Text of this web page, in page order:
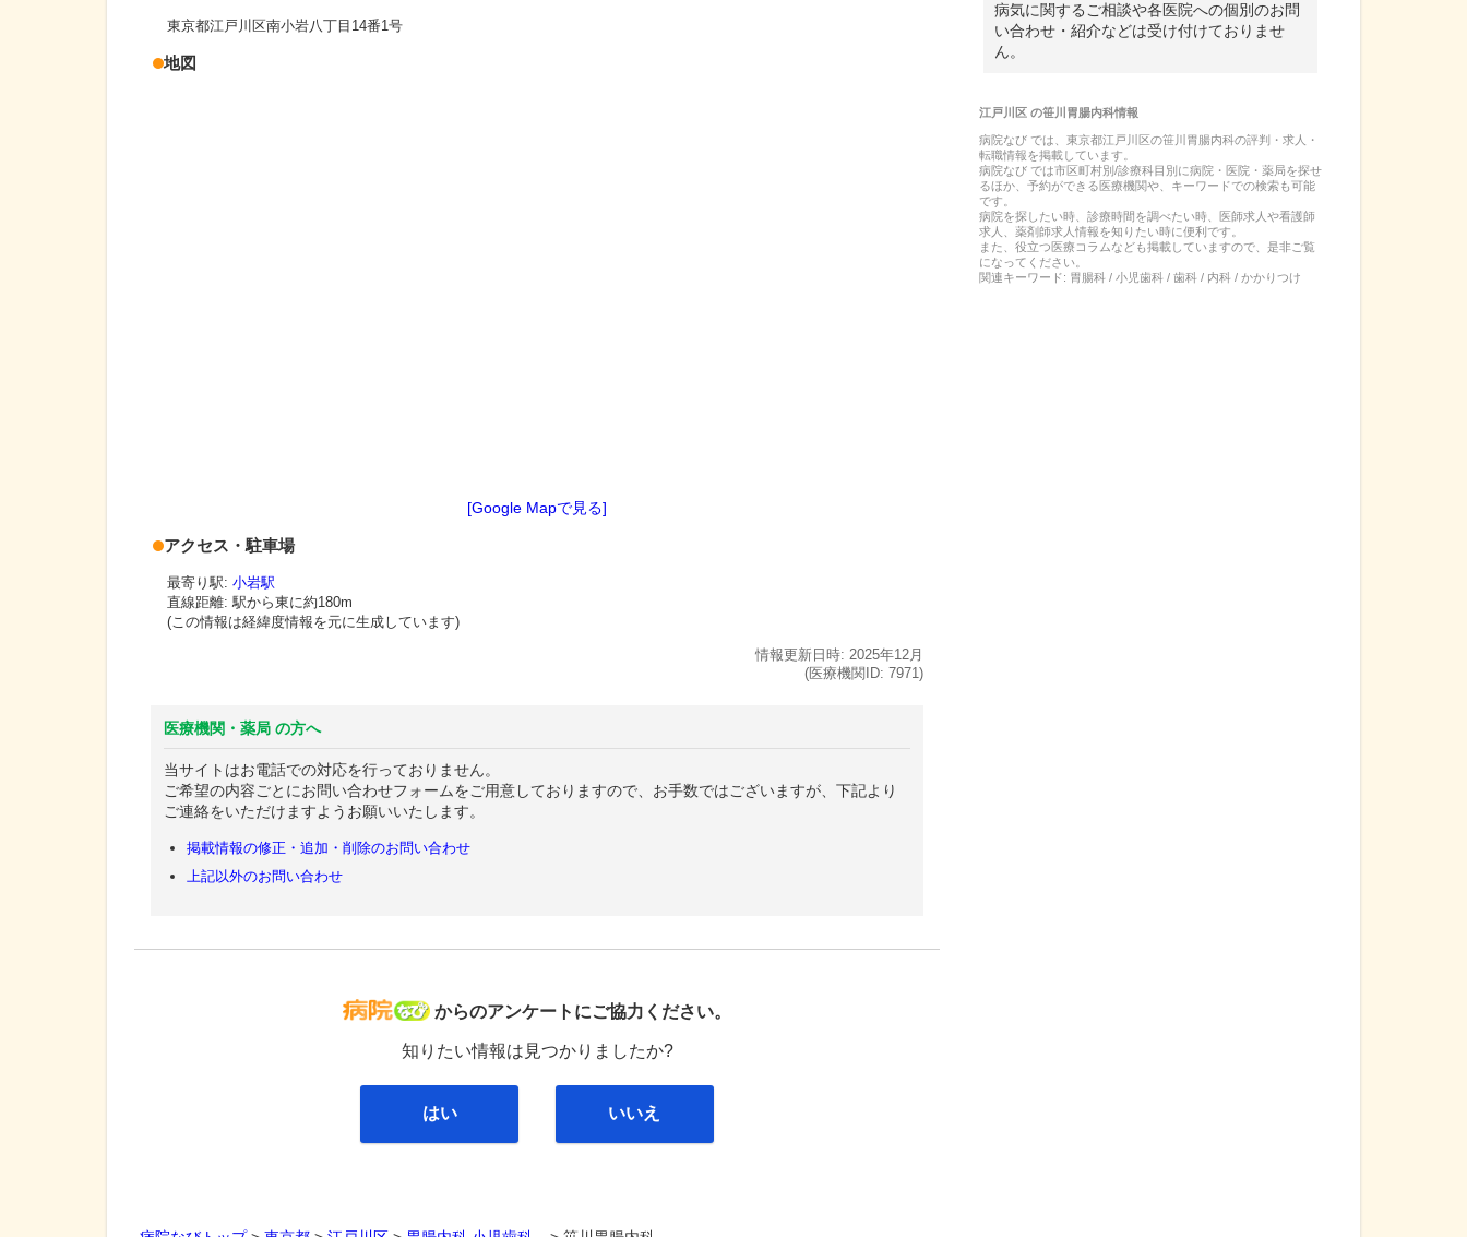
東京都江戸川区南小岩八丁目14番1号
地図
[Google Mapで見る]
アクセス・駐車場
最寄り駅: 小岩駅
直線距離: 駅から東に約180m
(この情報は経緯度情報を元に生成しています)
情報更新日時: 2025年12月
(医療機関ID: 7971)
医療機関・薬局 の方へ
当サイトはお電話での対応を行っておりません。
ご希望の内容ごとにお問い合わせフォームをご用意しておりますので、お手数ではございますが、下記より
ご連絡をいただけますようお願いいたします。
掲載情報の修正・追加・削除のお問い合わせ
上記以外のお問い合わせ
病院なび
からのアンケートにご協力ください。
知りたい情報は見つかりましたか?
はい いいえ
病気に関するご相談や各医院への個別のお問
い合わせ・紹介などは受け付けておりませ
ん。
江戸川区の笹川胃腸内科情報
病院なび では、 東京都江戸川区の笹川胃腸内科の評判・求人・
転職情報を掲載しています。
病院なび では市区町村別/診療科目別に病院・医院・薬局を探せ
るほか、予約ができる医療機関や、キーワードでの検索も可能
です。
病院を探したい時、診療時間を調べたい時、医師求人や看護師
求人、薬剤師求人情報を知りたい時に便利です。
また、役立つ医療コラムなども掲載していますので、是非ご覧
になってください。
関連キーワード: 胃腸科 / 小児歯科 / 歯科 / 内科 / かかりつけ